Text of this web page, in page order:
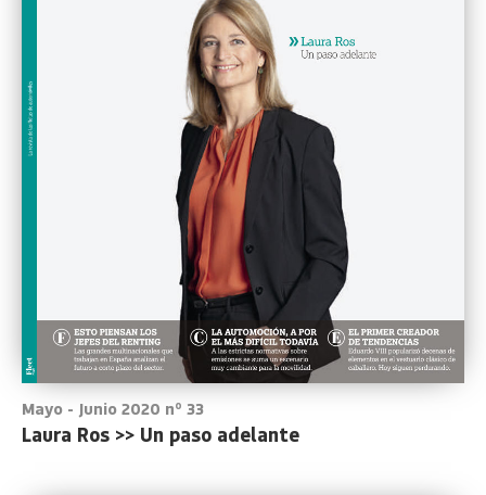
Mayo - Junio 2020 nº 33
Laura Ros >> Un paso adelante